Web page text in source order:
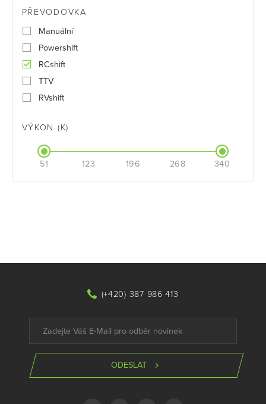
PŘEVODOVKA
Manuální
Powershift
RCshift
TTV
RVshift
VÝKON (K)
51 123 196 268 340
(+420) 387 986 413
ODESLAT